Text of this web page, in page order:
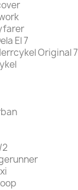
El 7
Original 7
2